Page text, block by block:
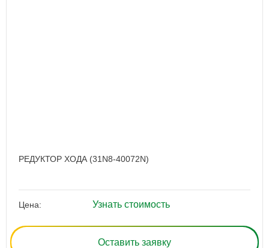
РЕДУКТОР ХОДА (31N8-40072N)
Цена: Узнать стоимость
Оставить заявку